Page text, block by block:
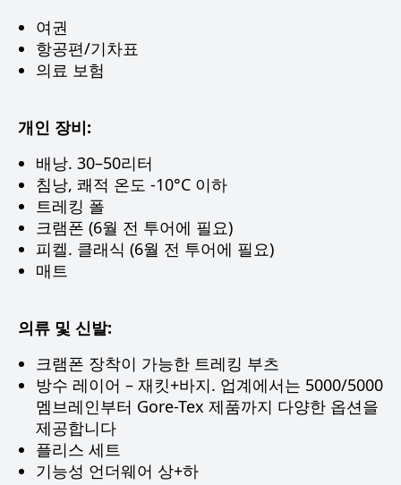
여권
항공편/기차표
의료 보험
개인 장비:
배낭. 30–50리터
침낭, 쾌적 온도 -10°C 이하
트레킹 폴
크램폰 (6월 전 투어에 필요)
피켈. 클래식 (6월 전 투어에 필요)
매트
의류 및 신발:
크램폰 장착이 가능한 트레킹 부츠
방수 레이어 – 재킷+바지. 업계에서는 5000/5000
멤브레인부터 Gore-Tex 제품까지 다양한 옵션을
제공합니다
플리스 세트
기능성 언더웨어 상+하